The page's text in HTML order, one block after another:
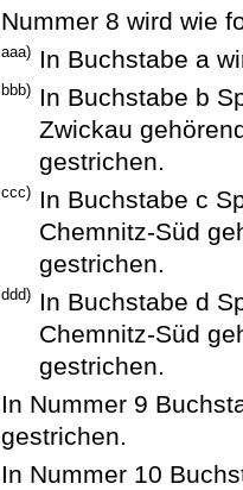
Nummer 8 wird wie
aaa) In Buchstabe a
bbb) In Buchstabe b
Zwickau
gestrichen.
ccc) In Buchstabe c
Chemnitz-Süd
gestrichen.
ddd) In Buchstabe d
Chemnitz-Süd
gestrichen.
In Nummer 9
gestrichen.
In Nummer 10